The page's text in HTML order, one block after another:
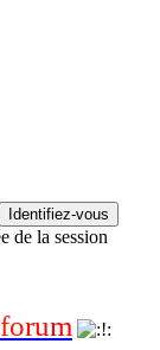
de la session
forum